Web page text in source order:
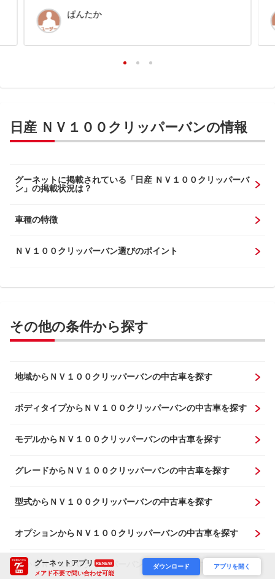
グーネットアプリ RENEW
メアド不要で問い合わせ可能
ダウンロード アプリを開く
ぱんたか
日産 ＮＶ１００クリッパーバンの情報
グーネットに掲載されている「日産 ＮＶ１００クリッパーバ
ン」の掲載状況は？
車種の特徴
ＮＶ１００クリッパーバン選びのポイント
その他の条件から探す
地域からＮＶ１００クリッパーバンの中古車を探す
ボディタイプからＮＶ１００クリッパーバンの中古車を探す
モデルからＮＶ１００クリッパーバンの中古車を探す
グレードからＮＶ１００クリッパーバンの中古車を探す
型式からＮＶ１００クリッパーバンの中古車を探す
オプションからＮＶ１００クリッパーバンの中古車を探す
色からＮＶ１００クリッパーバンの中古車を探す